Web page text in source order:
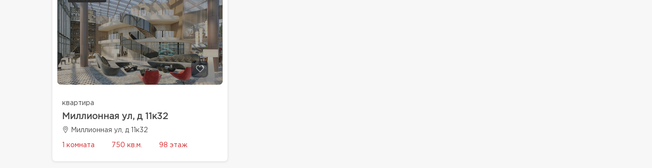
квартира
Миллионная ул, д 11к32
Миллионная ул, д 11к32
1 комната 750 кв.м. 98 этаж